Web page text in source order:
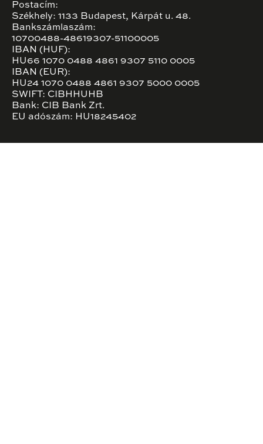
Postacím:
Székhely: 1133 Budapest, Kárpát u. 48.
Bankszámlaszám:
10700488-48619307-51100005
IBAN (HUF):
HU66 1070 0488 4861 9307 5110 0005
IBAN (EUR):
HU24 1070 0488 4861 9307 5000 0005
SWIFT: CIBHHUHB
Bank: CIB Bank Zrt.
EU adószám: HU18245402